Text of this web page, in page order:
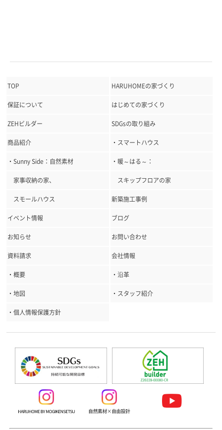
TOP HARUHOMEの家づくり
保証について はじめての家づくり
ZEHビルダー SDGsの取り組み
商品紹介 ・スマートハウス
・Sunny Side：自然素材 ・暖～はる～：
家事収納の家、 スキップフロアの家
スモールハウス 新築施工事例
イベント情報 ブログ
お知らせ お問い合わせ
資料請求 会社情報
・概要 ・沿革
・地図 ・スタッフ紹介
・個人情報保護方針